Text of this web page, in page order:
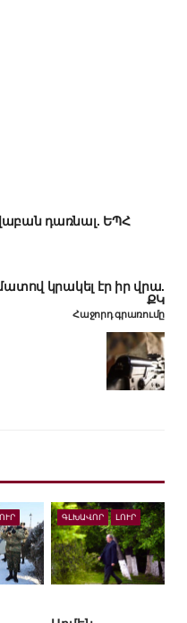
դառնալ. ԵՊՀ
կրակել էր իր վրա.
ՔԿ
Հաջորդ գրառումը
ԳԼԽԱՎՈՐ ԼՈՒՐ